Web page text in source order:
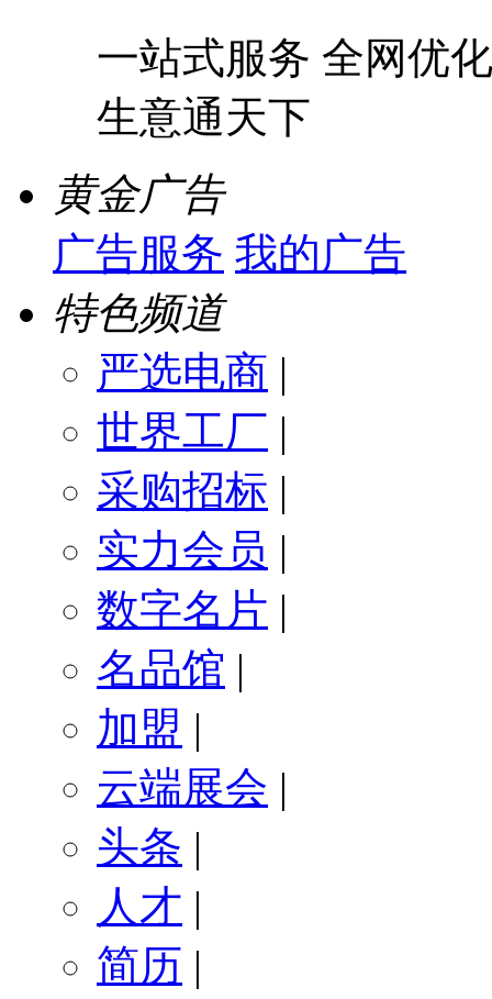
一站式服务 全网优
生意通天下
黄金广告
广告服务 我的广告
特色频道
严选电商 |
世界工厂 |
采购招标 |
实力会员 |
数字名片 |
名品馆 |
加盟 |
云端展会 |
头条 |
人才 |
简历 |